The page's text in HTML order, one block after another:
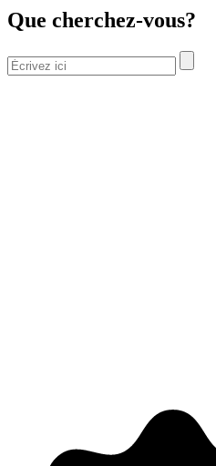
Que cherchez-vous?